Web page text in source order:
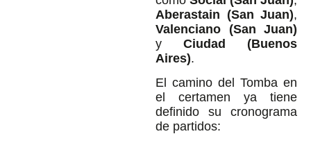
Aberastain (San Juan),
Valenciano
(San Juan)
y Ciudad (Buenos
Aires).
El camino del Tomba en
el certamen ya tiene
definido su cronograma
de partidos: